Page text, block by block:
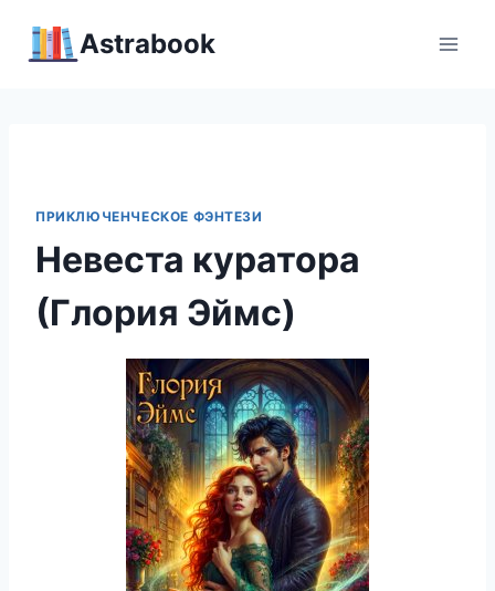
Аstrabook
ПРИКЛЮЧЕНЧЕСКОЕ ФЭНТЕЗИ
Невеста куратора
(Глория Эймс)